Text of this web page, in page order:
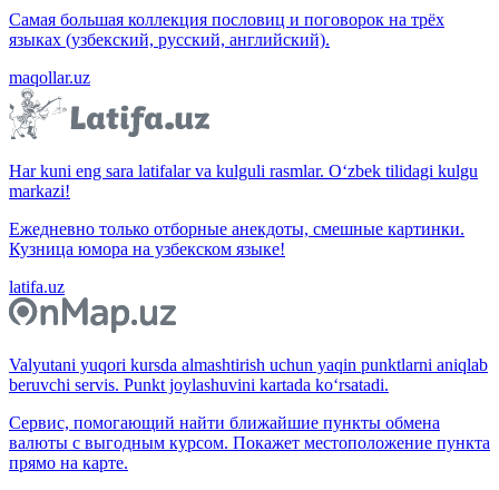
Самая большая коллекция пословиц и поговорок на трёх
языках (узбекский, русский, английский).
maqollar.uz
Har kuni eng sara latifalar va kulguli rasmlar. O‘zbek tilidagi kulgu
markazi!
Ежедневно только отборные анекдоты, смешные картинки.
Кузница юмора на узбекском языке!
latifa.uz
Valyutani yuqori kursda almashtirish uchun yaqin punktlarni aniqlab
beruvchi servis. Punkt joylashuvini kartada ko‘rsatadi.
Сервис, помогающий найти ближайшие пункты обмена
валюты с выгодным курсом. Покажет местоположение пункта
прямо на карте.